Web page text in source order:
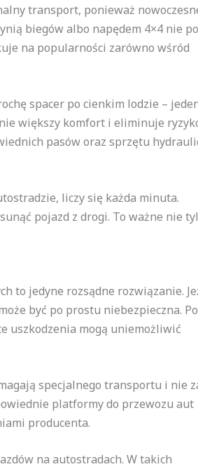
transport, ponieważ
biegów albo napędem 4×4 nie
na popularności zarówno wśród
spacer po cienkim lodzie –
większy komfort i eliminuje
pasów oraz sprzętu
liczy się każda minuta.
pojazd z drogi. To ważne nie
to jedyne rozsądne rozwiązanie.
być po prostu niebezpieczna.
uszkodzenia mogą uniemożliwić
specjalnego transportu i nie
platformy do przewozu aut
producenta.
na autostradach. W takich